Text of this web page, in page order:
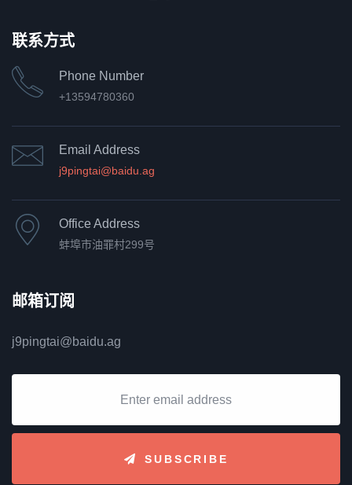
联系方式
Phone Number
+13594780360
Email Address
j9pingtai@baidu.ag
Office Address
蚌埠市油罪村299号
邮箱订阅
j9pingtai@baidu.ag
SUBSCRIBE